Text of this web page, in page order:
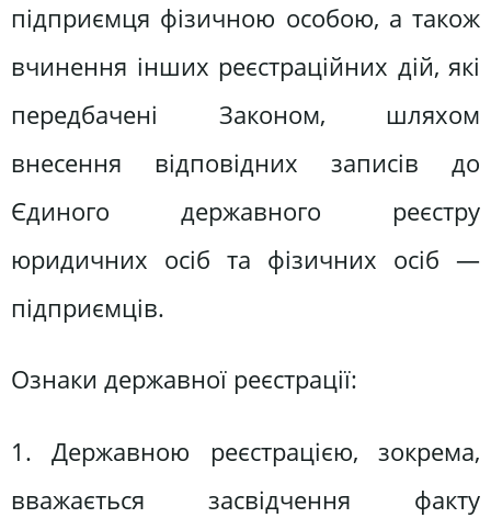
підприємця фізичною особою, а також
вчинення інших реєстраційних дій, які
передбачені Законом, шляхом
внесення відповідних записів до
Єдиного державного реєстру
юридичних осіб та фізичних осіб —
підприємців.
Ознаки державної реєстрації:
1. Державною реєстрацією, зокрема,
вважається засвідчення факту